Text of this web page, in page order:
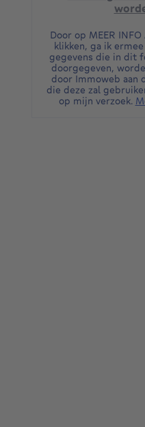
Door op MEER
klikken, ga ik
gegevens die in dit
doorgegeven,
door Immoweb aan
die deze zal
op mijn verzoek.